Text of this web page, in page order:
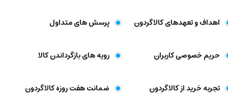
اهداف و تعهد‌های کالاگردون پرسش های متداول
حریم خصوصی کاربران رویه های بازگرداندن کالا
تجربه خرید از کالاگردون ضمانت هفت روزه کالاگردون